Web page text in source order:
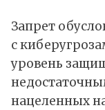
Запрет
с
уровень
нацеленных